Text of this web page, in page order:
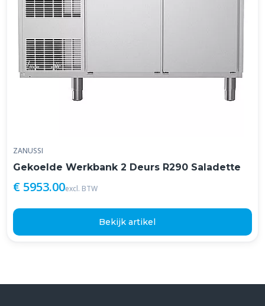
ZANUSSI
Gekoelde Werkbank 2 Deurs R290 Saladette
€ 5953.00excl. BTW
Bekijk artikel